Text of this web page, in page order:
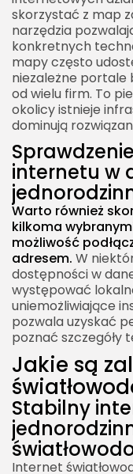
skorzystać z map
narzędzia
konkretnych
mapy często
niezależne portale
od wielu firm. To
okolicy istnieje
dominują
internetu w
Warto również
kilkoma
możliwość
adresem. W
dostępności w
występować
uniemożliwiające
pozwala uzyskać
poznać szczegóły
Jakie są
Stabilny
Internet